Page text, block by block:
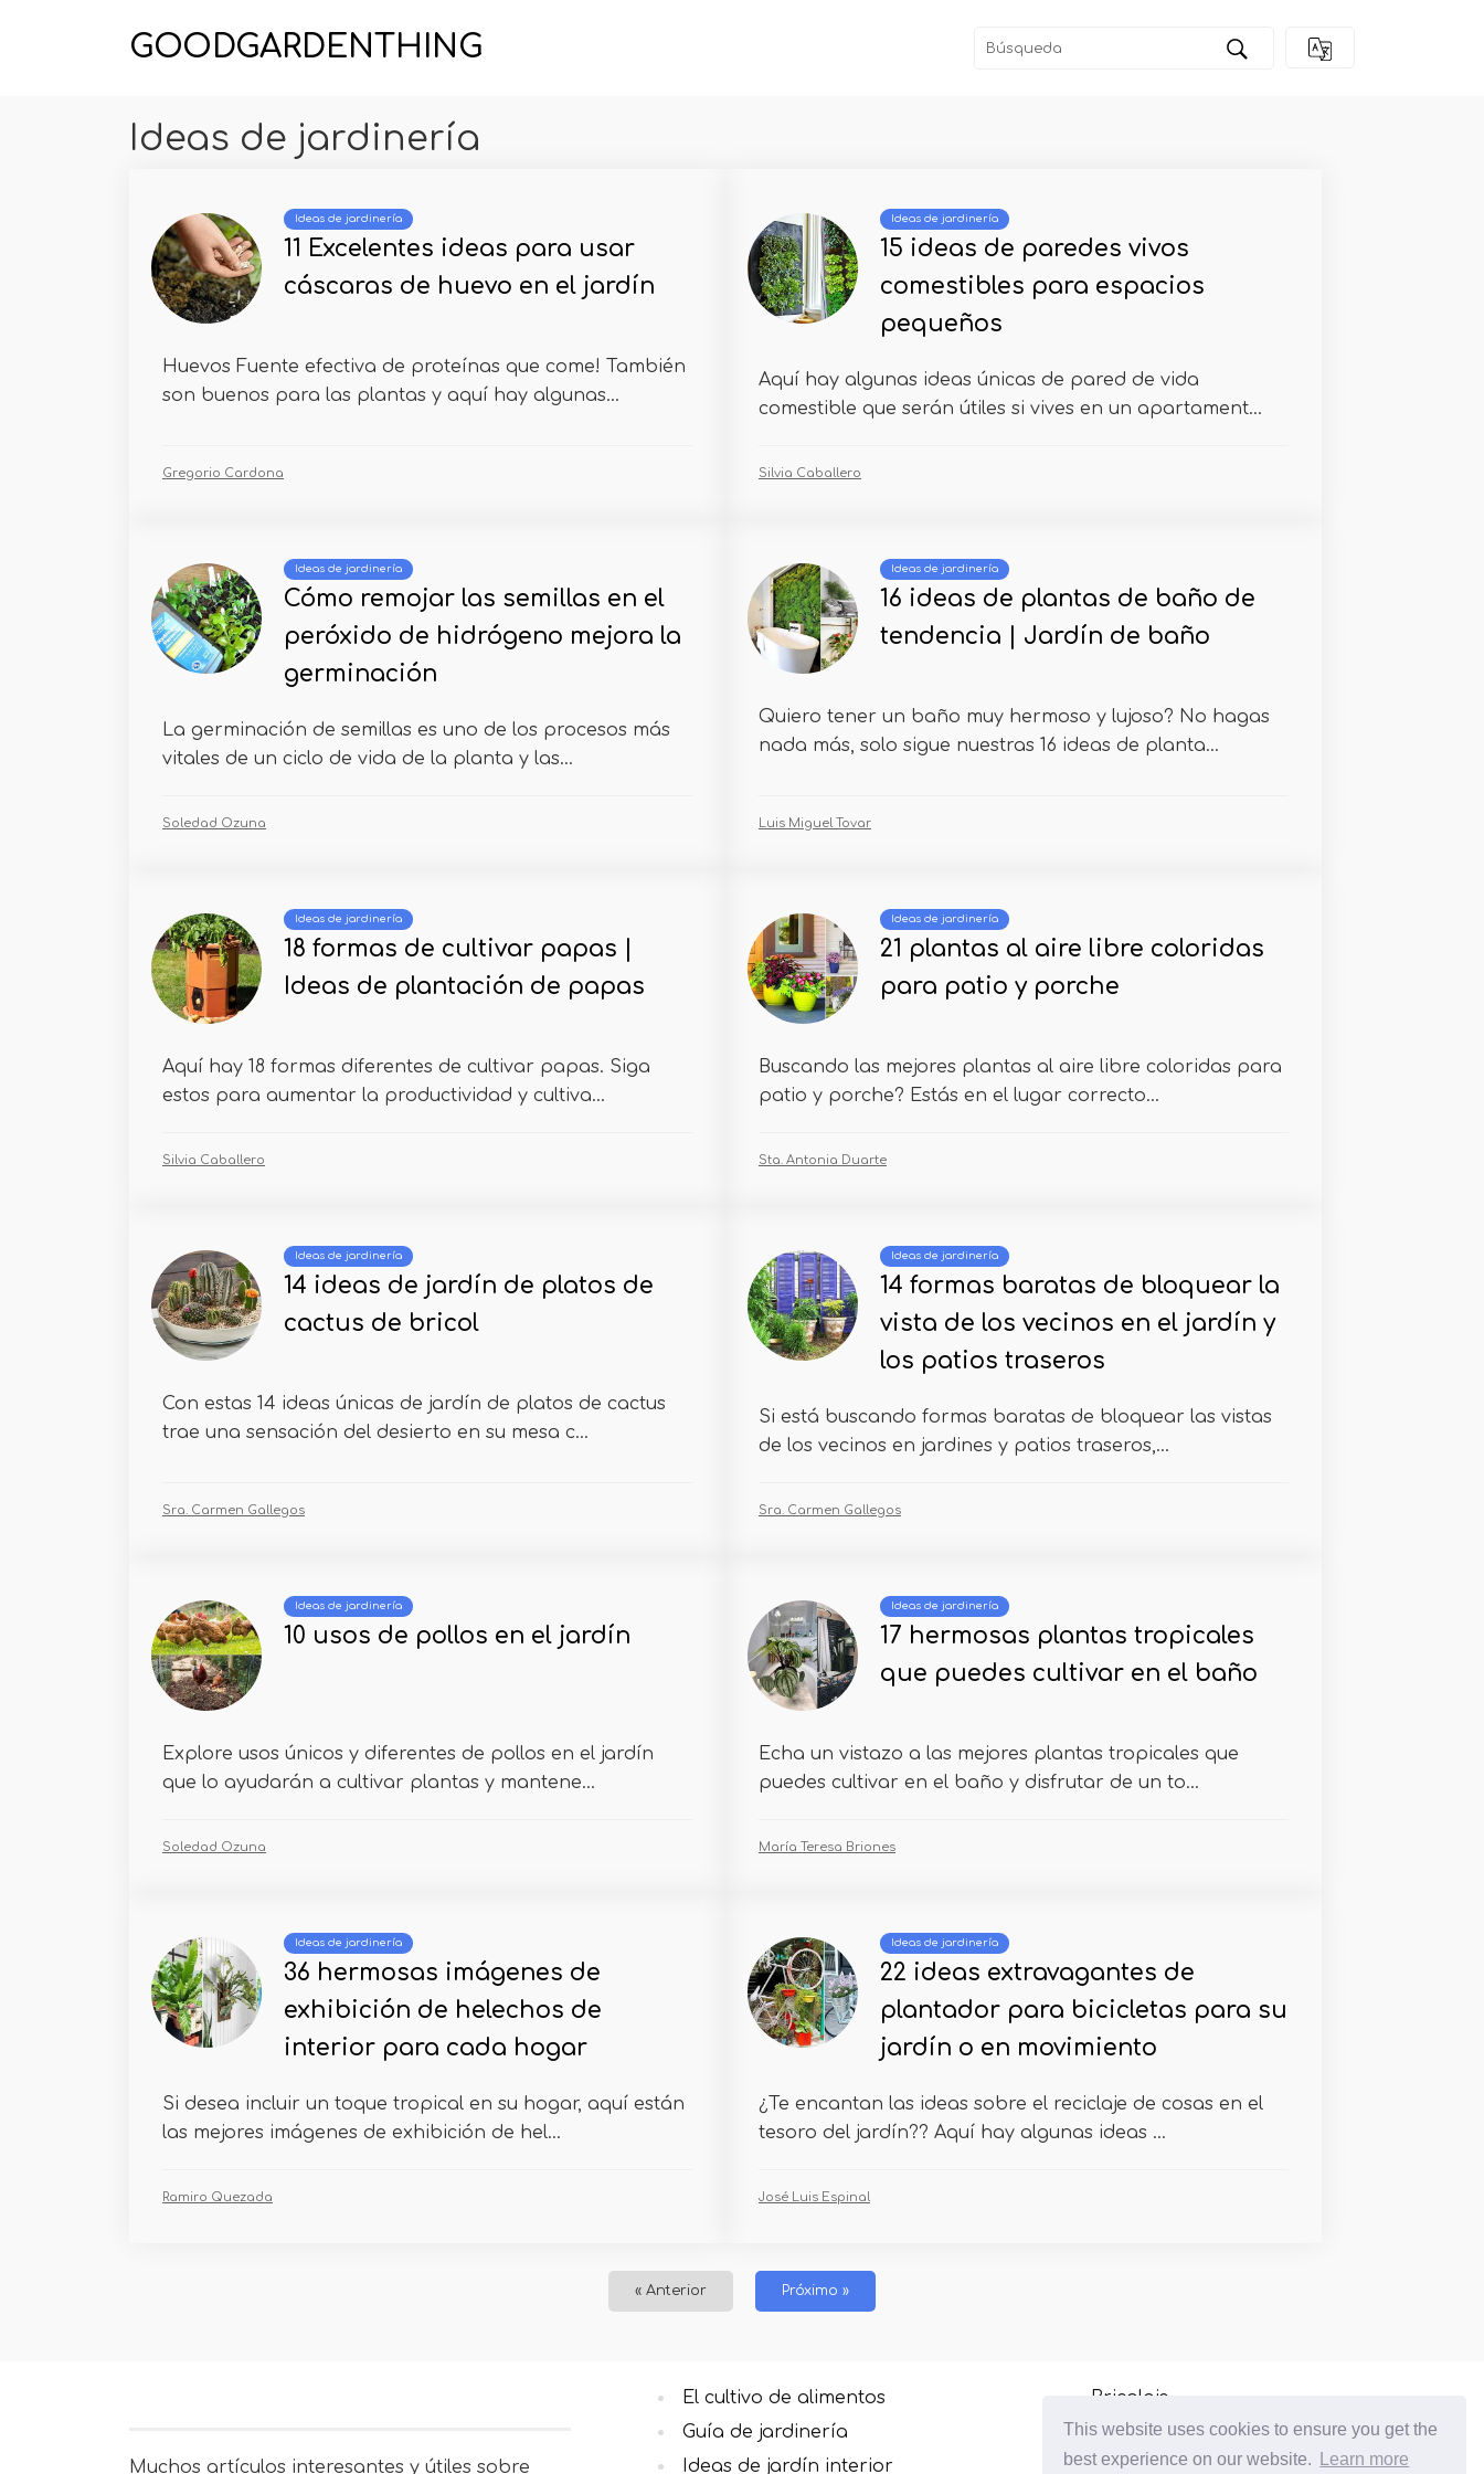
This website uses cookies to ensure you get the
best experience on our website.
Learn more
GOODGARDENTHING
Ideas de jardinería
Ideas de jardinería
11 Excelentes ideas para usar
cáscaras de huevo en el jardín
Huevos Fuente efectiva de proteínas que come! También
son buenos para las plantas y aquí hay algunas...
Gregorio Cardona
Ideas de jardinería
15 ideas de paredes vivos
comestibles para espacios
pequeños
Aquí hay algunas ideas únicas de pared de vida
comestible que serán útiles si vives en un apartament...
Silvia Caballero
Ideas de jardinería
Cómo remojar las semillas en el
peróxido de hidrógeno mejora la
germinación
La germinación de semillas es uno de los procesos más
vitales de un ciclo de vida de la planta y las...
Soledad Ozuna
Ideas de jardinería
16 ideas de plantas de baño de
tendencia | Jardín de baño
Quiero tener un baño muy hermoso y lujoso? No hagas
nada más, solo sigue nuestras 16 ideas de planta...
Luis Miguel Tovar
Ideas de jardinería
18 formas de cultivar papas |
Ideas de plantación de papas
Aquí hay 18 formas diferentes de cultivar papas. Siga
estos para aumentar la productividad y cultiva...
Silvia Caballero
Ideas de jardinería
21 plantas al aire libre coloridas
para patio y porche
Buscando las mejores plantas al aire libre coloridas para
patio y porche? Estás en el lugar correcto...
Sta. Antonia Duarte
Ideas de jardinería
14 ideas de jardín de platos de
cactus de bricol
Con estas 14 ideas únicas de jardín de platos de cactus
trae una sensación del desierto en su mesa c...
Sra. Carmen Gallegos
Ideas de jardinería
14 formas baratas de bloquear la
vista de los vecinos en el jardín y
los patios traseros
Si está buscando formas baratas de bloquear las vistas
de los vecinos en jardines y patios traseros,...
Sra. Carmen Gallegos
Ideas de jardinería
10 usos de pollos en el jardín
Explore usos únicos y diferentes de pollos en el jardín
que lo ayudarán a cultivar plantas y mantene...
Soledad Ozuna
Ideas de jardinería
17 hermosas plantas tropicales
que puedes cultivar en el baño
Echa un vistazo a las mejores plantas tropicales que
puedes cultivar en el baño y disfrutar de un to...
María Teresa Briones
Ideas de jardinería
36 hermosas imágenes de
exhibición de helechos de
interior para cada hogar
Si desea incluir un toque tropical en su hogar, aquí están
las mejores imágenes de exhibición de hel...
Ramiro Quezada
Ideas de jardinería
22 ideas extravagantes de
plantador para bicicletas para su
jardín o en movimiento
¿Te encantan las ideas sobre el reciclaje de cosas en el
tesoro del jardín?? Aquí hay algunas ideas ...
José Luis Espinal
« Anterior Próximo »
Muchos artículos interesantes y útiles sobre
El cultivo de alimentos
Guía de jardinería
Ideas de jardín interior
Bricolaje
Plantas de interior de cultivo
Jardinería de balcón